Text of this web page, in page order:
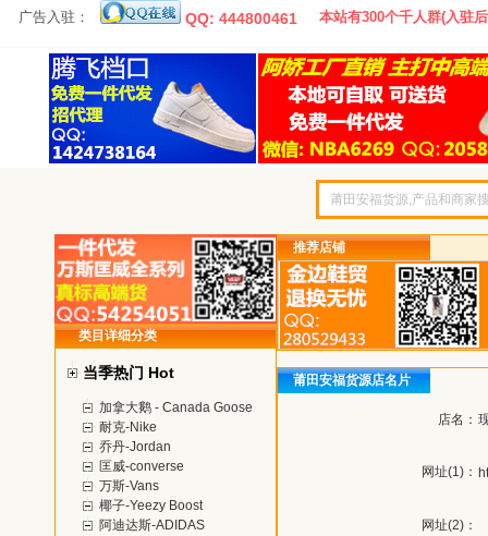
广告入驻： QQ: 444800461 本站有300个千人群(入驻
类目详细分类
当季热门 Hot
加拿大鹅 - Canada Goose
耐克-Nike
乔丹-Jordan
匡威-converse
万斯-Vans
椰子-Yeezy Boost
阿迪达斯-ADIDAS
推荐店铺
莆田安福货源店名片
店名：
网址(1)：
网址(2)：